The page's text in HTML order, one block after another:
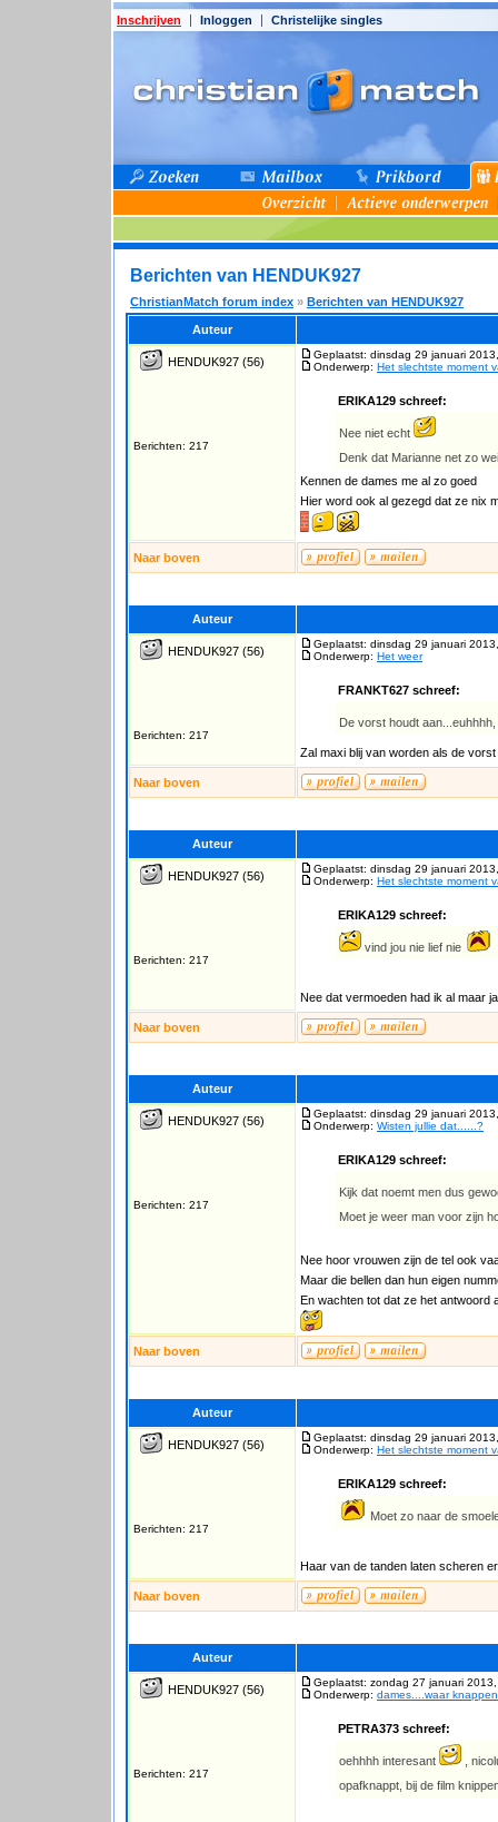
Inschrijven Inloggen Christelijke singles
Berichten van HENDUK927
ChristianMatch forum index » Berichten van HENDUK927
Auteur
HENDUK927 (56)
Berichten: 217
Geplaatst: dinsdag 29 januari
Onderwerp: Het slechtste moment
ERIKA129 schreef:
Nee niet echt
Denk dat Marianne net zo
Kennen de dames me al zo goed
Hier word ook al gezegd dat ze nix
Naar boven
Auteur
HENDUK927 (56)
Berichten: 217
Geplaatst: dinsdag 29 januari
Onderwerp: Het weer
FRANKT627 schreef:
De vorst houdt
Zal maxi blij van worden als de
Naar boven
Auteur
HENDUK927 (56)
Berichten: 217
Geplaatst: dinsdag 29 januari
Onderwerp: Het slechtste moment
ERIKA129 schreef:
vind jou nie lief nie
Nee dat vermoeden had ik al maar
Naar boven
Auteur
HENDUK927 (56)
Berichten: 217
Geplaatst: dinsdag 29 januari
Onderwerp: Wisten jullie dat......?
ERIKA129 schreef:
Kijk dat noemt men dus
Moet je weer man voor zijn
Nee hoor vrouwen zijn de tel ook
Maar die bellen dan hun eigen
En wachten tot dat ze het antwoord
Naar boven
Auteur
HENDUK927 (56)
Berichten: 217
Geplaatst: dinsdag 29 januari
Onderwerp: Het slechtste moment
ERIKA129 schreef:
Moet zo naar de
Haar van de tanden laten scheren
Naar boven
Auteur
HENDUK927 (56)
Berichten: 217
Geplaatst: zondag 27 januari
Onderwerp: dames....waar
PETRA373 schreef:
oehhhh interesant
,
opafknappt, bij de film